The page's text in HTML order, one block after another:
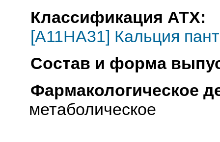
Классификация АТХ:
[A11HA31] Кальция
Состав и форма
Фармакологическое
метаболическое